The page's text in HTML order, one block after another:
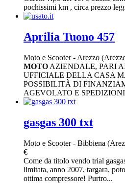
pochissimi km , circa prezzo
Aprilia Tuono 457
Moto e Scooter- Arezzo
MOTO AZIENDALE, PARI
UFFICIALE DELLA CASA
POSSIBILITÀ DI
AGEVOLATO E
gasgas 300 txt
Moto e Scooter- Bibbiena
€
Come da titolo vendo trial
limitata, anno 2007, targara,
ottima compressore! Purtro...